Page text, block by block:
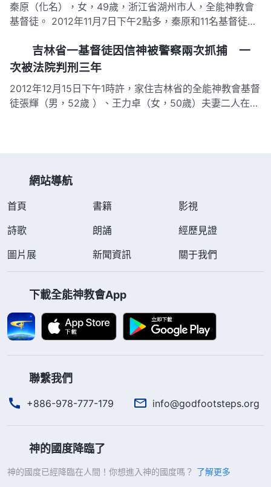
秦原（化名），女，49歲，浙江省湖州市人，全能神教會
基督徒。 2012年11月7日下午2點多，秦原和11名基督徒在
下午6點左右，警察以「擾亂社會治安」為罪名將她行政拘
留10天。11月19日，秦原獲釋。 秦原回家後，村幹部、居
吉林省一基督徒因信神被警察兩次抓捕 一
次被法院判刑三年
2012年12月15日下午1時許，家住吉林省的全能神教會基督
徒張輝（男，52歲 ）、王力卓（女，50歲）夫妻二人在傳
網站導航
首頁 書籍
影視
詩歌
朗誦
經歷見證
圖片展
新聞資訊 關于我們
下載全能神教會App
聯繫我們
+886-978-777-179 info@godfootsteps.org
神的國度降臨了
神的國度已經降臨在人間！你想進入神的國度嗎？ 了解更多